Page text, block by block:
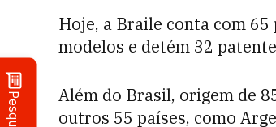
Pesquisa
Hoje, a Braile conta com
modelos e detém 32
Além do Brasil, origem de
outros 55 países, como